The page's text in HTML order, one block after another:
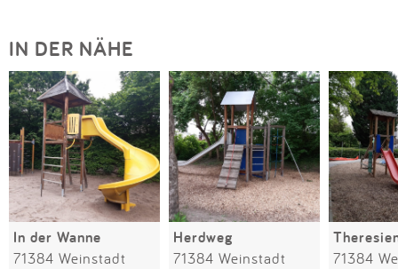
IN DER NÄHE
In der Wanne
71384 Weinstadt
Herdweg
71384 Weinstadt 71384